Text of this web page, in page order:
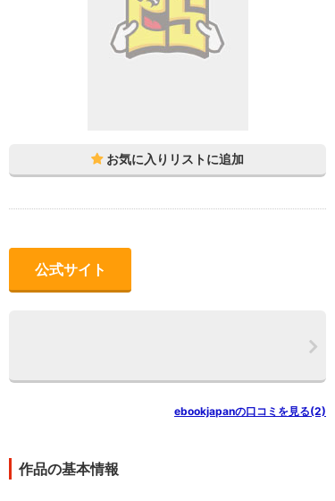
公式サイト
ebookjapanの口コミを見る(2)
作品の基本情報